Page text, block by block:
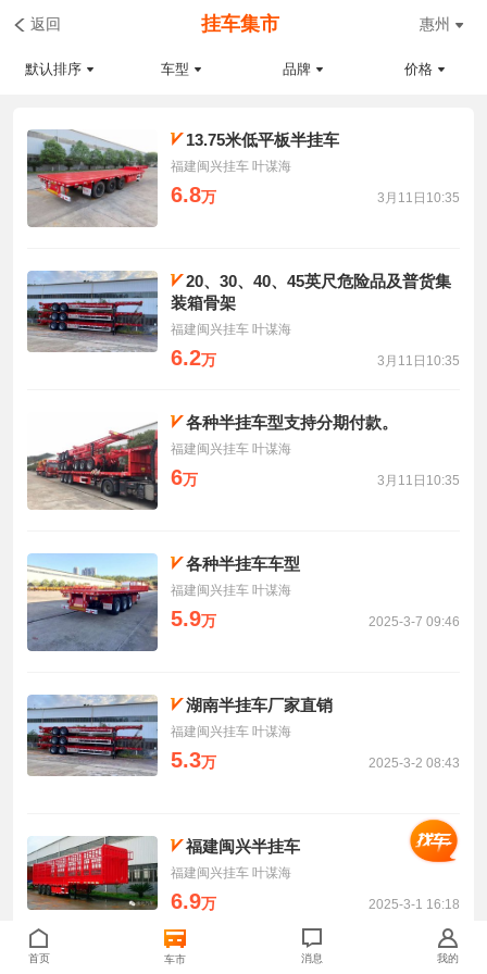
返回 挂车集市 惠州
默认排序 车型 品牌 价格
13.75米低平板半挂车
福建闽兴挂车 叶谋海
6.8万 3月11日10:35
20、30、40、45英尺危险品及普货集
装箱骨架
福建闽兴挂车 叶谋海
6.2万 3月11日10:35
各种半挂车型支持分期付款。
福建闽兴挂车 叶谋海
6万 3月11日10:35
各种半挂车车型
福建闽兴挂车 叶谋海
5.9万 2025-3-7 09:46
湖南半挂车厂家直销
福建闽兴挂车 叶谋海
5.3万 2025-3-2 08:43
福建闽兴半挂车
福建闽兴挂车 叶谋海
6.9万 2025-3-1 16:18
首页 车市 消息 我的